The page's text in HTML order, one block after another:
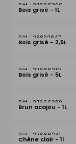
27666296
Bois grisé - 1L
28892847
Bois grisé - 2,5L
27666210
Bois grisé - 5L
27666289
Brun acajou - 1L
27666241
Chêne clair - 1l